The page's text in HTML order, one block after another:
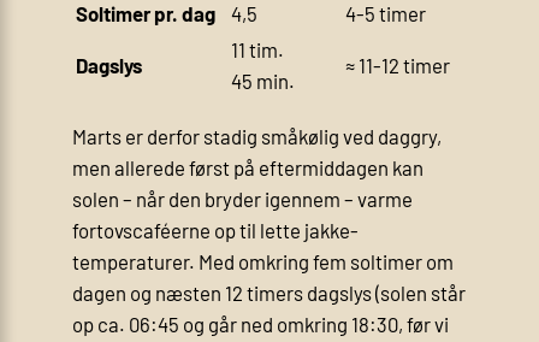
Soltimer pr. dag
4,5 4-5 timer
Dagslys
11 tim.
45 min.
≈ 11-12 timer
Marts er derfor stadig småkølig ved daggry,
men allerede først på eftermiddagen kan
solen – når den bryder igennem – varme
fortovs­caféerne op til lette jakke­
temperaturer. Med omkring fem soltimer om
dagen og næsten 12 timers dagslys (solen står
op ca. 06:45 og går ned omkring 18:30, før vi